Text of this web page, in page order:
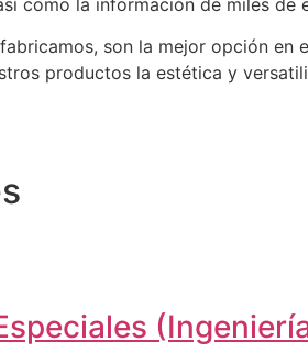
son la mejor opción en
productos la estética y